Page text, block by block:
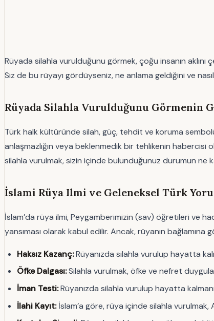
Rüyada silahla vurulduğunu görmek, çoğu insanın
Siz de bu rüyayı gördüyseniz, ne anlama geldiğini ve
Rüyada Silahla Vurulduğunu Görmenin
Türk halk kültüründe silah, güç, tehdit ve koruma
anlaşmazlığın veya beklenmedik bir tehlikenin habercisi
silahla vurulmak, sizin içinde bulunduğunuz durumun
İslami Rüya Ilmi ve Geleneksel Türk
İslam’da rüya ilmi, Peygamberimizin (sav) öğretileri ve
yansıması olarak kabul edilir. Ancak, rüyanın
Haksız Kazanç:Rüyanızda silahla vurulup hayatta
Öfke Dalgası:Silahla vurulmak, öfke ve nefret
İman Testi:Rüyanızda silahla vurulup hayatta
İlahi Kayıt:İslam’a göre, rüya içinde silahla vurulmak,